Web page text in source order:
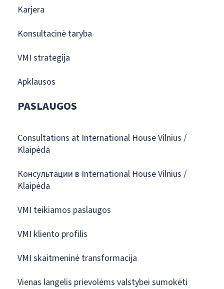
Karjera
Konsultacinė taryba
VMI strategija
Apklausos
PASLAUGOS
Consultations at International House Vilnius /
Klaipėda
Консультации в International House Vilnius /
Klaipėda
VMI teikiamos paslaugos
VMI kliento profilis
VMI skaitmeninė transformacija
Vienas langelis prievolėms valstybei sumokėti